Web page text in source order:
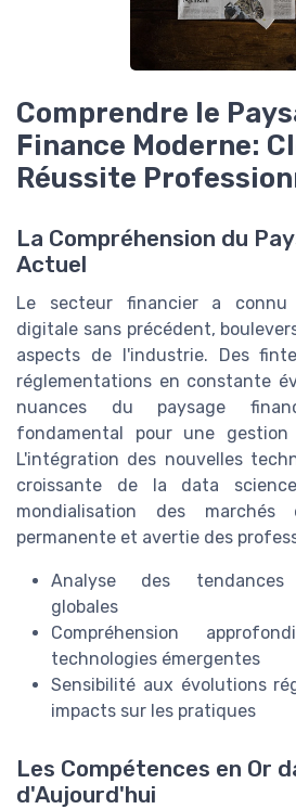
Comprendre le
Finance Moderne:
Réussite
La Compréhension du
Actuel
Le secteur financier a connu
digitale sans précédent,
aspects de l'industrie. Des
réglementations en constante
nuances du paysage
fondamental pour une gestion
L'intégration des nouvelles
croissante de la data
mondialisation des
permanente et avertie des
Analyse des tendances
globales
Compréhension
technologies émergentes
Sensibilité aux évolutions
impacts sur les pratiques
Les Compétences en Or
d'Aujourd'hui